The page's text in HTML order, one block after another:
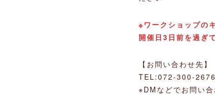
※ワークショップの
開催日3日前を過ぎ
【お問い合わせ先】
TEL:072-300-
※DMなどでお問い